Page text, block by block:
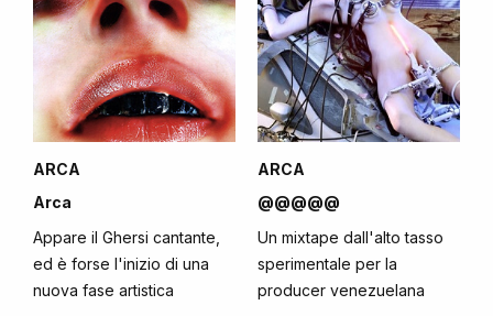
ARCA
Arca
Appare il Ghersi cantante,
ed è forse l'inizio di una
nuova fase artistica
ARCA
@@@@@
Un mixtape dall'alto tasso
sperimentale per la
producer venezuelana